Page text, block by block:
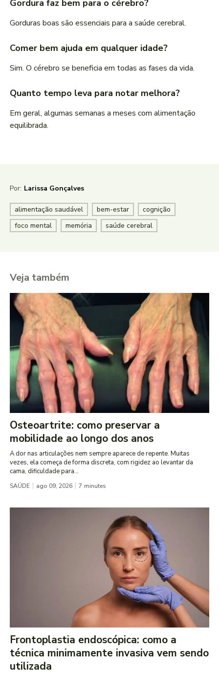
Gordura faz bem para o cérebro?
Gorduras boas são essenciais para a saúde cerebral.
Comer bem ajuda em qualquer idade?
Sim. O cérebro se beneficia em todas as fases da vida.
Quanto tempo leva para notar melhora?
Em geral, algumas semanas a meses com alimentação
equilibrada.
Por: Larissa Gonçalves
alimentação saudável bem-estar
cognição
foco mental
memória saúde cerebral
Veja também
Osteoartrite: como preservar a
mobilidade ao longo dos anos
A dor nas articulações nem sempre aparece de repente. Muitas
vezes, ela começa de forma discreta, com rigidez ao levantar da
cama, dificuldade para...
SAÚDE ago 09, 2026 7 minutes
Frontoplastia endoscópica: como a
técnica minimamente invasiva vem sendo
utilizada